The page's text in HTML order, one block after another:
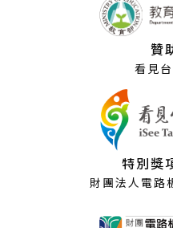
贊
看見
特別獎
財團法人電路